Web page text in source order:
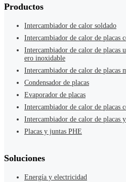
Productos
Intercambiador de calor soldado
Intercambiador de calor de placas
Intercambiador de calor de placas
ero inoxidable
Intercambiador de calor de placas
Condensador de placas
Evaporador de placas
Intercambiador de calor de placas
Intercambiador de calor de placas y
Placas y juntas PHE
Soluciones
Energía y electricidad